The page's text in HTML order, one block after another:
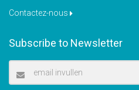
Contactez-nous
Subscribe to Newsletter